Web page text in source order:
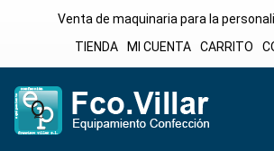
Venta de maquinaria para la
TIENDA
MI CUENTA CARRITO